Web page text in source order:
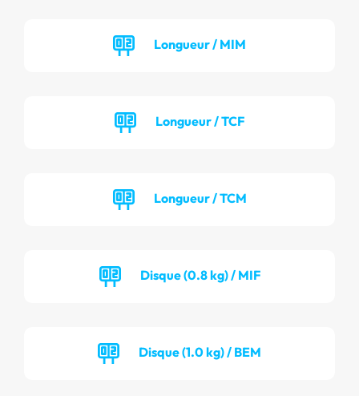
Longueur / MIM
Longueur / TCF
Longueur / TCM
Disque (0.8 kg) / MIF
Disque (1.0 kg) / BEM